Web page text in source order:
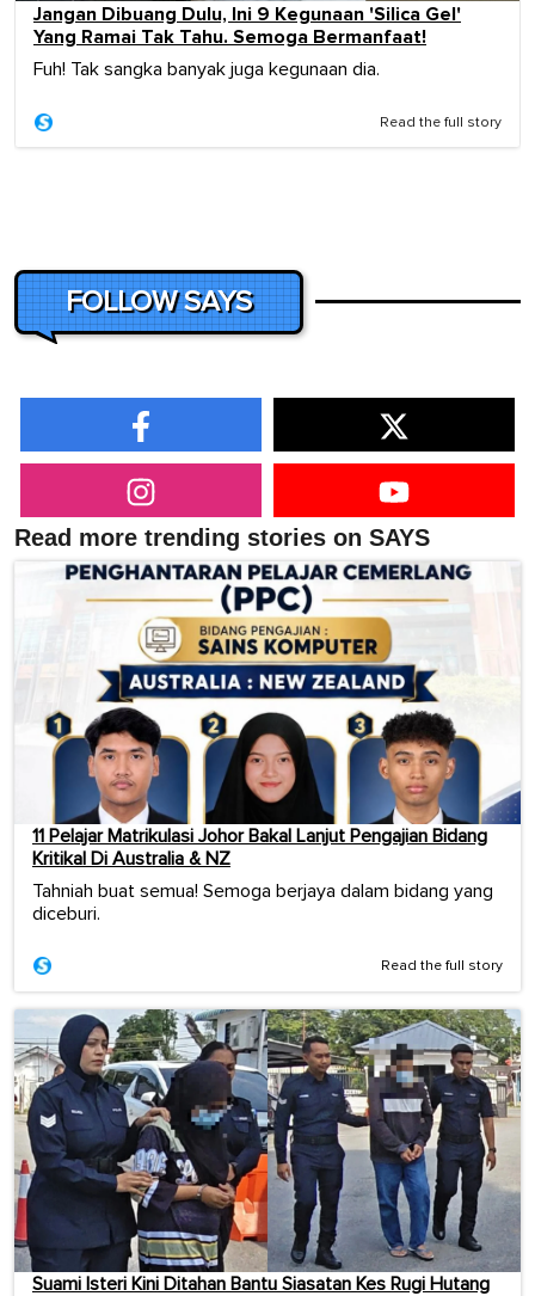
Jangan Dibuang Dulu, Ini 9 Kegunaan 'Silica Gel'
Yang Ramai Tak Tahu. Semoga Bermanfaat!
Fuh! Tak sangka banyak juga kegunaan dia.
Read the full story
FOLLOW SAYS
Read more trending stories on SAYS
11 Pelajar Matrikulasi Johor Bakal Lanjut Pengajian Bidang
Kritikal Di Australia & NZ
Tahniah buat semua! Semoga berjaya dalam bidang yang
diceburi.
Read the full story
Suami Isteri Kini Ditahan Bantu Siasatan Kes Rugi Hutang